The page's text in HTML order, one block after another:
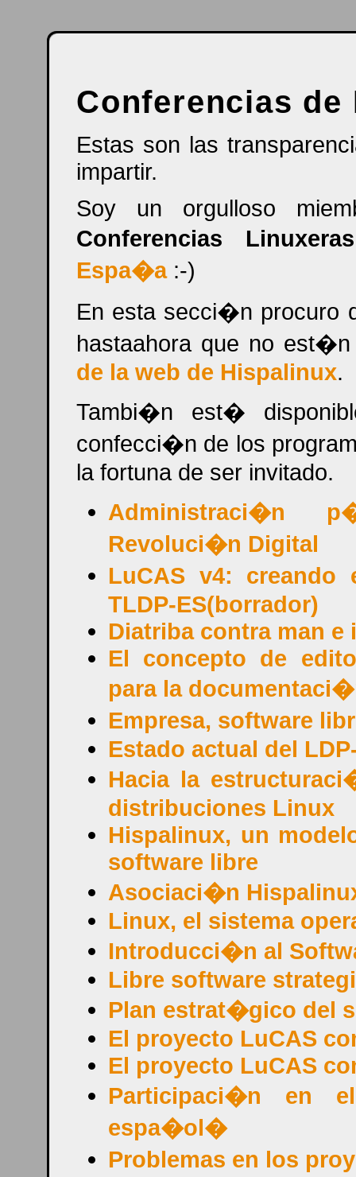
Conferencias de
Estas son las
impartir.
Soy un orgulloso
Conferencias
Espa�a:-)
En esta secci�n procuro
hastaahora que no
de la web de Hispalinux.
Tambi�n est�
confecci�n de los
la fortuna de ser invitado.
Administraci�n
Revoluci�n Digital
LuCAS v4:
TLDP-ES(borrador)
Diatriba contra man e
El concepto de
para la
Empresa, software
Estado actual del
Hacia la
distribuciones Linux
Hispalinux, un
software libre
Asociaci�n
Linux, el sistema
Introducci�n al
Libre software
Plan estrat�gico del
El proyecto LuCAS
El proyecto LuCAS
Participaci�n en
espa�ol�
Problemas en los